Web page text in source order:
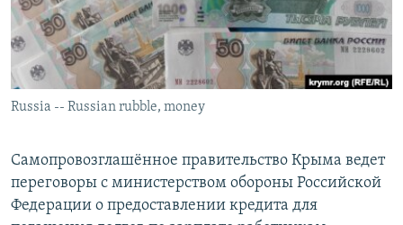
ПОБЕДИТЕЛЕЙ НЕ СУДЯТ?
КРЫМ.НЕПОКОРЕННЫЙ
ELIFBE
УКРАИНСКАЯ ПРОБЛЕМА КРЫМА
ПРИСОЕДИНЯЙТЕСЬ!
Russia -- Russian rubble, money
Самопровозглашённое правительство Крыма ведет
переговоры с министерством обороны Российской
Федерации о предоставлении кредита для